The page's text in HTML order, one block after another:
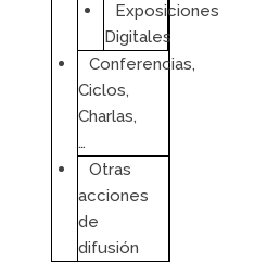
Exposiciones
Digitales
Conferencias,
Ciclos,
Charlas,
…
Otras
acciones
de
difusión